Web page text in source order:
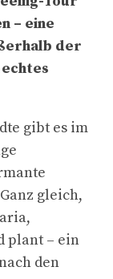
– eine
der
gibt es im
gleich,
plant – ein
den